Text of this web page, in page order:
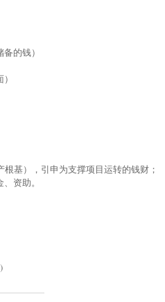
的钱）
基），引申为支撑项目运转的钱财；
资助。